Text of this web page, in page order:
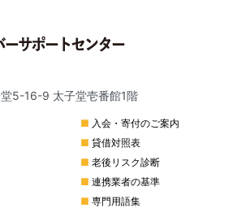
5-16-9 太子堂壱番館1階
■ 入会・寄付のご案内
■ 貸借対照表
■ 老後リスク診断
■ 連携業者の基準
■ 専門用語集